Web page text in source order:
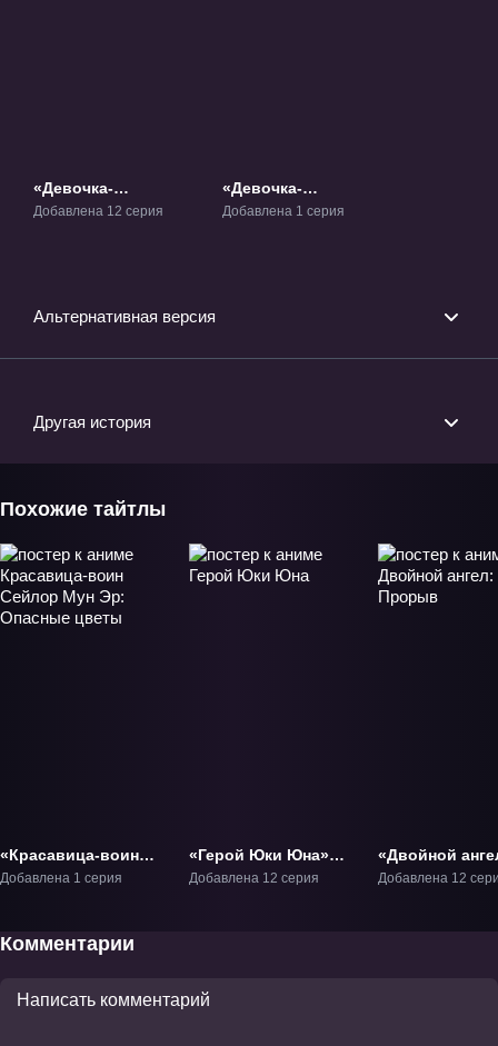
«Девочка-
волшебница Мадока
Добавлена 12 серия
«Девочка-
волшебница Мадока
Добавлена 1 серия
Альтернативная версия
Другая история
Похожие тайтлы
«Красавица-воин
Сейлор Мун Эр:
Добавлена 1 серия
«Герой Юки Юна»
ТВ-1
Добавлена 12 серия
«Двойной
Прорыв» ТВ-2
Добавлена 12
Комментарии